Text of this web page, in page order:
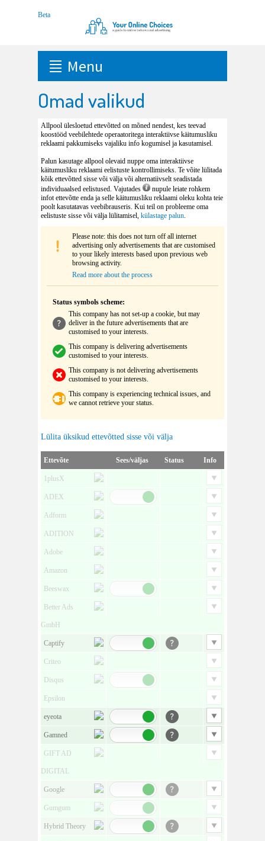
Menu
Omad valikud
Allpool ülesloetud ettevõtted on mõned nendest, kes teevad
koostööd veebilehtede operaatoritega interaktiivse käitumusliku
reklaami pakkumiseks vajaliku info kogumisel ja kasutamisel.
Palun kasutage allpool olevaid nuppe oma interaktiivse
käitumusliku reklaami eelistuste kontrollimiseks. Te võite lülitada
kõik ettevõtted sisse või välja või alternatiivselt seadistada
individuaalsed eelistused. Vajutades
nupule leiate rohkem
infot ettevõtte enda ja selle käitumusliku reklaami oleku kohta teie
poolt kasutatavas veebibrauseris. Kui teil on probleeme oma
eelistuste sisse või välja lülitamisel, külastage palun.
Please note: this does not turn off all internet
advertising only advertisements that are customised
to your likely interests based upon previous web
browsing activity.
Read more about the process
Status symbols scheme:
This company has not set-up a cookie, but may
deliver in the future advertisements that are
customised to your interests.
This company is delivering advertisements
customised to your interests.
This company is not delivering advertisements
customised to your interests.
This company is experiencing technical issues, and
we cannot retrieve your status.